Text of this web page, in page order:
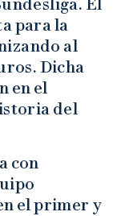
El
para la
al
Dicha
en el
del
con
el primer y